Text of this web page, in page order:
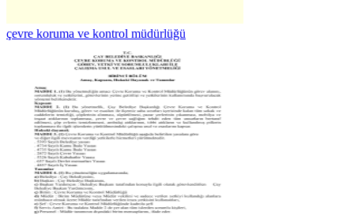
çevre koruma ve kontrol müdürlüğü